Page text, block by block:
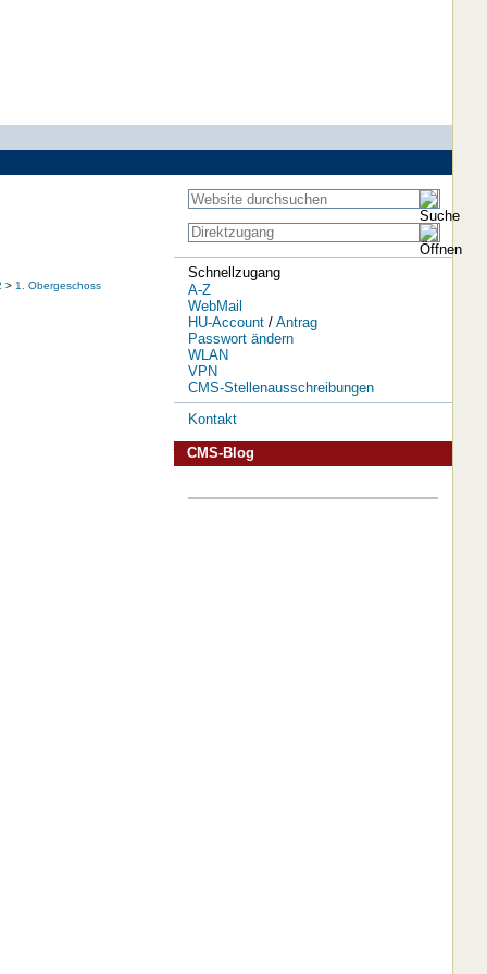
> 1. Obergeschoss
Schnellzugang
A-Z
WebMail
HU-Account/ Antrag
Passwort ändern
WLAN
VPN
CMS-Stellenausschreibungen
Kontakt
CMS-Blog